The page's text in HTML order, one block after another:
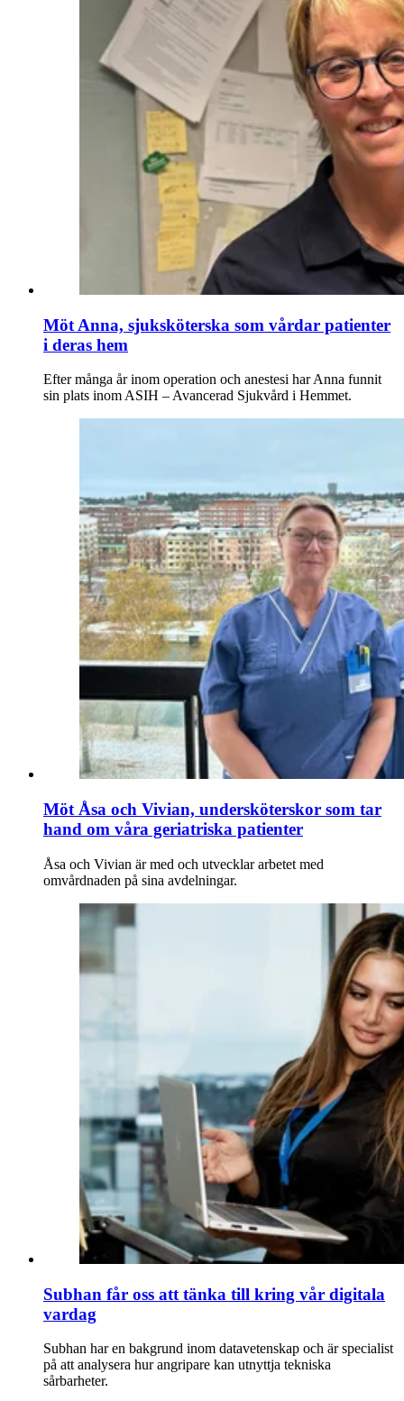
Möt Anna, sjuksköterska som vårdar patienter
i deras hem
Efter många år inom operation och anestesi har Anna funnit
sin plats inom ASIH – Avancerad Sjukvård i Hemmet.
Möt Åsa och Vivian, undersköterskor som tar
hand om våra geriatriska patienter
Åsa och Vivian är med och utvecklar arbetet med
omvårdnaden på sina avdelningar.
Subhan får oss att tänka till kring vår digitala
vardag
Subhan har en bakgrund inom datavetenskap och är specialist
på att analysera hur angripare kan utnyttja tekniska
sårbarheter.